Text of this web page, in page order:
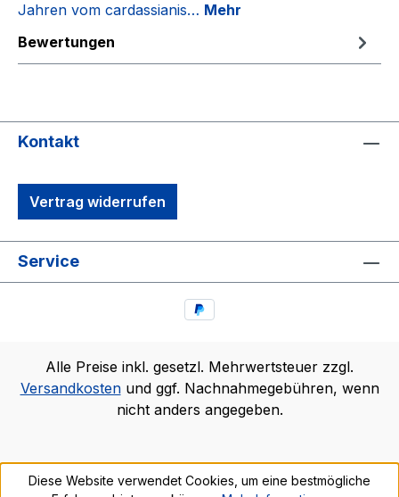
Jahren vom cardassianis… Mehr
Bewertungen
Kontakt
Vertrag widerrufen
Service
Alle Preise inkl. gesetzl. Mehrwertsteuer zzgl.
Versandkostenund ggf. Nachnahmegebühren, wenn
nicht anders angegeben.
Diese Website verwendet Cookies, um eine bestmögliche